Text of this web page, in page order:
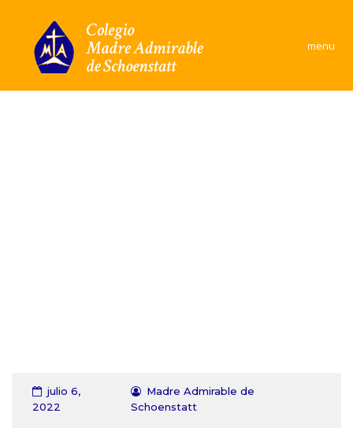
Contacto
menu
julio 6,
2022
Madre Admirable de
Schoenstatt